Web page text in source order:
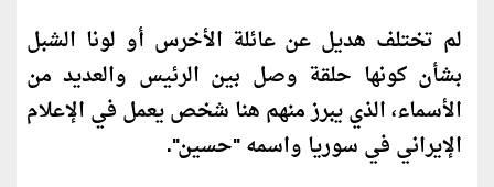
لم تختلف هديل عن عائلة الأخرس أو لونا الشبل
بشأن كونها حلقة وصل بين الرئيس والعديد من
الأسماء، الذي يبرز منهم هنا شخص يعمل في الإعلام
الإيراني في سوريا واسمه "حسين".